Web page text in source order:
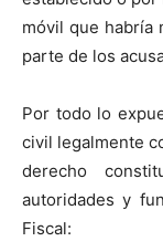
móvil que habría
parte de los
Por todo lo
civil legalmente
derecho
autoridades y
Fiscal: